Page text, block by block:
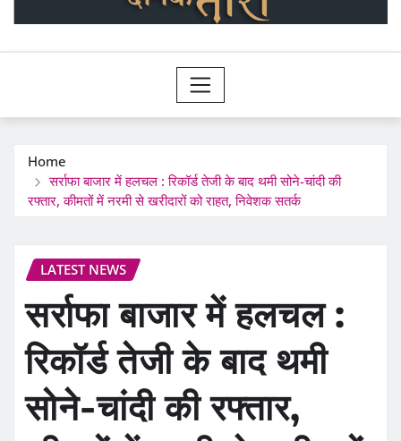
Home
सर्राफा बाजार में हलचल : रिकॉर्ड तेजी के बाद थमी सोने-चांदी की
रफ्तार, कीमतों में नरमी से खरीदारों को राहत, निवेशक सतर्क
LATEST NEWS
सर्राफा बाजार में हलचल :
रिकॉर्ड तेजी के बाद थमी
सोने-चांदी की रफ्तार,